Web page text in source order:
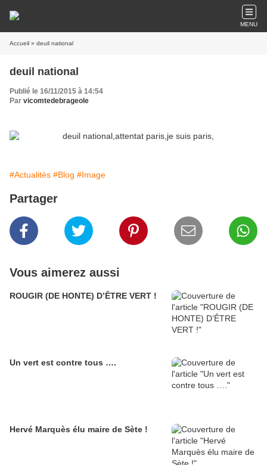
MENU
Accueil » deuil national
deuil national
Publié le 16/11/2015 à 14:54
Par vicomtedebrageole
#Actualités #Blog #Image
Partager
Vous aimerez aussi
ROUGIR (DE HONTE) D’ÊTRE VERT !
Un vert est contre tous ….
Hervé Marquès élu maire de Sète !